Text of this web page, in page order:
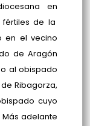
en
fértiles de la
en el vecino
de Aragón
al obispado
Ribagorza,
cuyo
. Más adelante